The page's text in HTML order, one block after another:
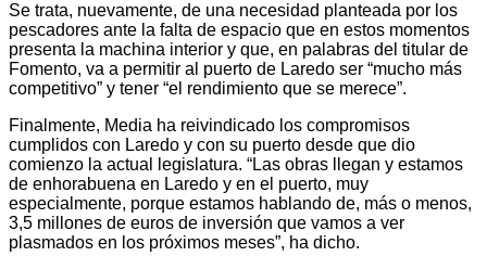
Se trata, nuevamente, de una necesidad planteada por los
pescadores ante la falta de espacio que en estos momentos
presenta la machina interior y que, en palabras del titular de
Fomento, va a permitir al puerto de Laredo ser “mucho más
competitivo” y tener “el rendimiento que se merece”.
Finalmente, Media ha reivindicado los compromisos
cumplidos con Laredo y con su puerto desde que dio
comienzo la actual legislatura. “Las obras llegan y estamos
de enhorabuena en Laredo y en el puerto, muy
especialmente, porque estamos hablando de, más o menos,
3,5 millones de euros de inversión que vamos a ver
plasmados en los próximos meses”, ha dicho.